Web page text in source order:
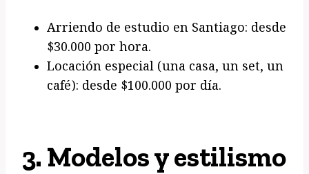
Arriendo de estudio en Santiago: desde
$30.000 por hora.
Locación especial (una casa, un set, un
café): desde $100.000 por día.
3. Modelos y estilismo